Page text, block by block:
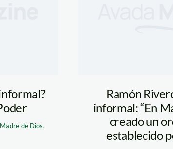
de Dios,
Ramón
informal: “En
creado un
establecido